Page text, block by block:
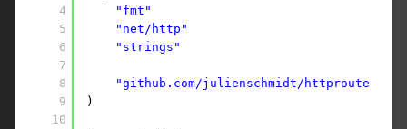
4
5
6
7
8
9
10
"fmt"
"net/http"
"strings"
"github.com/julienschmidt/httprouter"
)